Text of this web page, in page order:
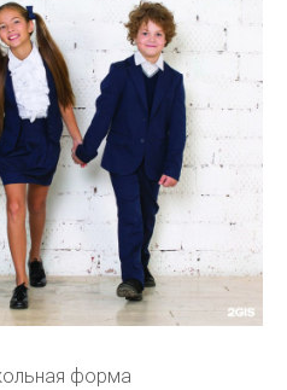
форма